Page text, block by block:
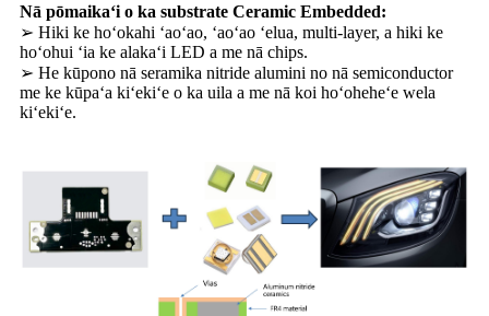
Nā pōmaikaʻi o ka substrate Ceramic Embedded:
➢ Hiki ke hoʻokahi ʻaoʻao, ʻaoʻao ʻelua, multi-layer, a hiki ke
hoʻohui ʻia ke alakaʻi LED a me nā chips.
➢ He kūpono nā seramika nitride alumini no nā semiconductor
me ke kūpaʻa kiʻekiʻe o ka uila a me nā koi hoʻoheheʻe wela
kiʻekiʻe.